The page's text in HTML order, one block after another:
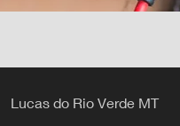
Lucas do Rio Verde MT